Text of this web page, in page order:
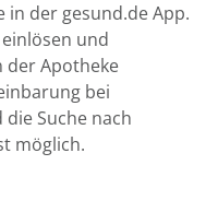
in der gesund.de App.
und
der Apotheke
bei
Suche nach
möglich.